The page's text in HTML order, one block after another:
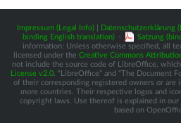
Impressum (Legal Info) Datenschutzerklärung
binding English translation) - Satzung
information: Unless otherwise specified, all
licensed under the Creative Commons
not include the source code of LibreOffice,
License v2.0 . “LibreOffice” and “The Document
of their corresponding registered owners or are
more countries. Their respective logos and
copyright laws. Use thereof is explained in our
based on